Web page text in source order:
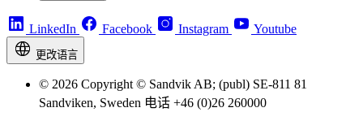
LinkedIn Facebook Instagram Youtube
更改语言
© 2026 Copyright © Sandvik AB; (publ) SE-811 81
Sandviken, Sweden 电话 +46 (0)26 260000